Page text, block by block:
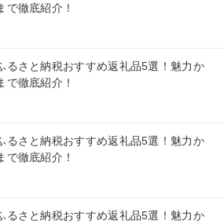
で徹底紹介！
るさと納税おすすめ返礼品5選！魅力か
で徹底紹介！
るさと納税おすすめ返礼品5選！魅力か
で徹底紹介！
るさと納税おすすめ返礼品5選！魅力か